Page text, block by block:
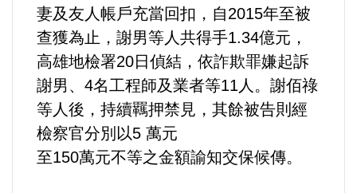
中美台
正能量
餐飲美食
蔬/素食
妻及友人帳戶充當回扣，自2015年至被
查獲為止，謝男等人共得手1.34億元，
高雄地檢署20日偵結，依詐欺罪嫌起訴
謝男、4名工程師及業者等11人。謝佰祿
等人後，持續羈押禁見，其餘被告則經
檢察官分別以5 萬元
至150萬元不等之金額諭知交保候傳。